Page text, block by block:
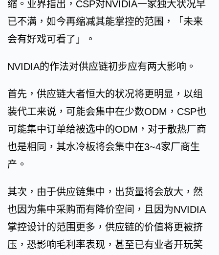
缩。业界指出，CSP对NVIDIA一家独大状况早
已不满，如今再缩减其能掌控的范围，「未来
会有好戏可看了」。
NVIDIA的作法对供应链初步应有两大影响。
首先，供应链大者恒大的状况将更明显，以组
装代工来说，可能会集中在少数ODM，CSP也
可能集中订单给被选中的ODM，对于散热厂商
也是相同，其水冷板将会集中在3~4家厂商生
产。
其次，由于供应链集中，出货量将会放大，然
也因为集中采购而有降价空间，且因为NVIDIA
掌控设计的范围更多，供应链的价值将更被挤
压，恐影响毛利率表现，甚至已有业者开玩笑